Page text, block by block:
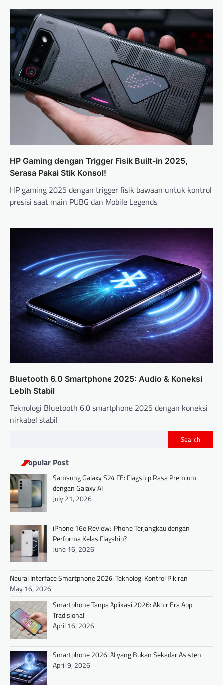
HP Gaming dengan Trigger Fisik Built-in 2025,
Serasa Pakai Stik Konsol!
HP gaming 2025 dengan trigger fisik bawaan untuk kontrol
presisi saat main PUBG dan Mobile Legends
Bluetooth 6.0 Smartphone 2025: Audio & Koneksi
Lebih Stabil
Teknologi Bluetooth 6.0 smartphone 2025 dengan koneksi
nirkabel stabil
Search
Popular Post
Samsung Galaxy S24 FE: Flagship Rasa Premium
dengan Galaxy AI
July 21, 2026
iPhone 16e Review: iPhone Terjangkau dengan
Performa Kelas Flagship?
June 16, 2026
Neural Interface Smartphone 2026: Teknologi Kontrol Pikiran
May 16, 2026
Smartphone Tanpa Aplikasi 2026: Akhir Era App
Tradisional
April 16, 2026
Smartphone 2026: AI yang Bukan Sekadar Asisten
April 9, 2026